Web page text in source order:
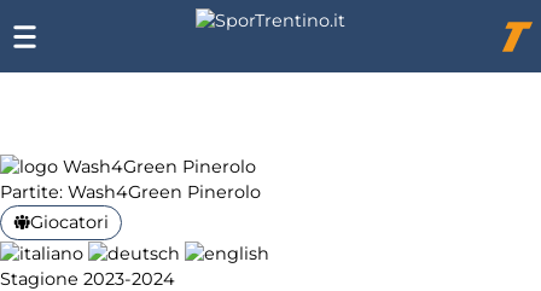
Partite: Wash4Green Pinerolo
Giocatori
Stagione 2023-2024
Chi
siamo
Affiliazione